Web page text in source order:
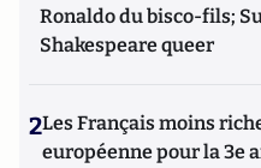
Ronaldo du bisco-fils;
Shakespeare queer
2Les Français moins
européenne pour la 3e